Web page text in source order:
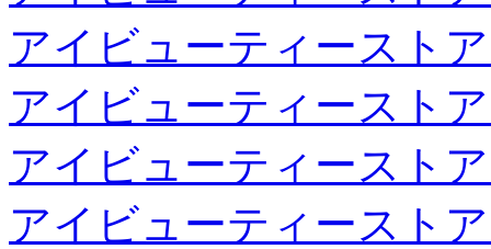
アイビューティースト
アイビューティースト
アイビューティースト
アイビューティースト